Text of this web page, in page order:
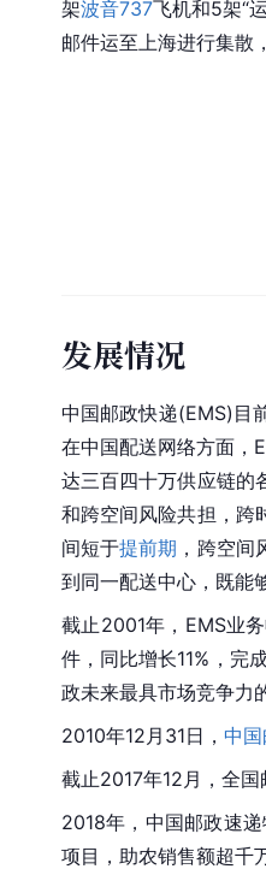
架波音737飞机和5架“
邮件运至上海进行集散
发展情况
中国邮政快递(EMS)目
在中国配送网络方面，
达三百四十万供应链的
和跨空间风险共担，跨
间短于提前期 ，跨空
到同一配送中心，既能
截止2001年，EMS业
件，同比增长11%，完
政未来最具市场竞争力
2010年12月31日， 中
截止2017年12月，全国
2018年，中国邮政速
项目，助农销售额超千